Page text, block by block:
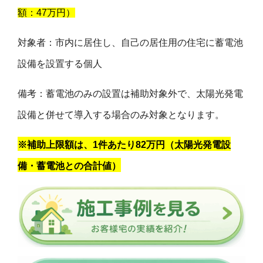
額：47万円）
対象者：​市内に居住し、自己の居住用の住宅に蓄電池
設備を設置する個人
​備考：​蓄電池のみの設置は補助対象外で、太陽光発電
設備と併せて導入する場合のみ対象となります。
※補助上限額は、1件あたり82万円（太陽光発電設
備・蓄電池との合計値）